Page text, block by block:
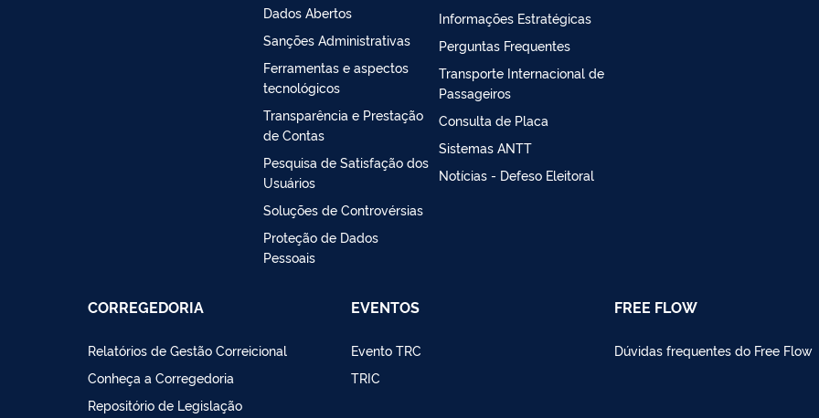
Dados Abertos
Sanções Administrativas
Ferramentas e aspectos
tecnológicos
Transparência e Prestação
de Contas
Pesquisa de Satisfação dos
Usuários
Soluções de Controvérsias
Proteção de Dados
Pessoais
Informações Estratégicas
Perguntas Frequentes
Transporte Internacional de
Passageiros
Consulta de Placa
Sistemas ANTT
Notícias - Defeso Eleitoral
CORREGEDORIA
Relatórios de Gestão Correicional
Conheça a Corregedoria
Repositório de Legislação
EVENTOS
Evento TRC
TRIC
FREE FLOW
Dúvidas frequentes do Free Flow